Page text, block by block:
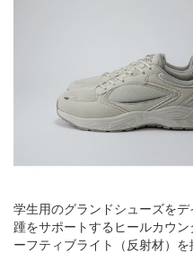
学生用のグランドシューズをデ
踵をサポートするヒールカウ
ーフティブライト（反射材）を